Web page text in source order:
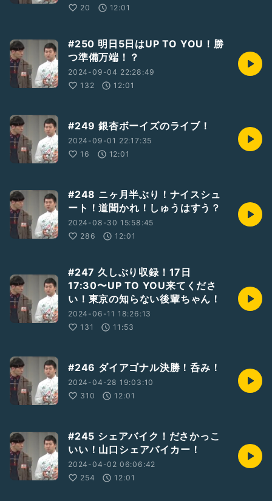
20
12:01
#250 明日5日はUP TO YOU！勝
つ準備万端！？
2024-09-04 22:28:49
132
12:01
#249 銀杏ボーイズのライブ！
2024-09-01 22:17:35
16
12:01
#248 ニヶ月半ぶり！ナイスシュ
ート！道聞かれ！しゅうはすう？
2024-08-30 15:58:45
286
12:01
#247 久しぶり収録！17日
17:30〜UP TO YOU来てくださ
い！東京の知らない後輩ちゃん！
2024-06-11 18:26:13
131
11:53
#246 ダイアゴナル決勝！呑み！
2024-04-28 19:03:10
310
12:01
#245 シェアバイク！ださかっこ
いい！山口シェアバイカー！
2024-04-02 06:06:42
254
12:01